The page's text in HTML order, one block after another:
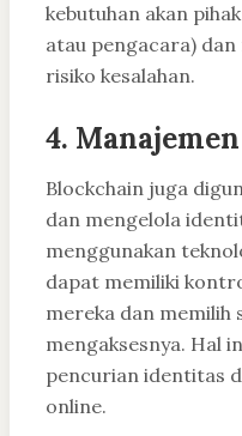
kebutuhan akan
atau pengacara)
risiko kesalahan.
4.
Blockchain juga
dan mengelola
menggunakan
dapat memiliki
mereka dan memilih
mengaksesnya. Hal
pencurian identitas
online.